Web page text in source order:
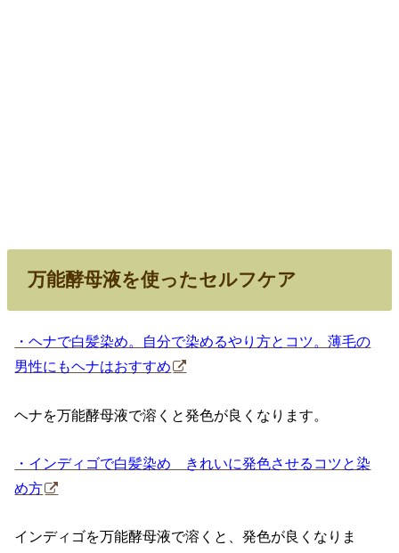
万能酵母液を使ったセルフケア
・ヘナで白髪染め。自分で染めるやり方とコツ。薄毛の
男性にもヘナはおすすめ
ヘナを万能酵母液で溶くと発色が良くなります。
・インディゴで白髪染め きれいに発色させるコツと染
め方
インディゴを万能酵母液で溶くと、発色が良くなりま